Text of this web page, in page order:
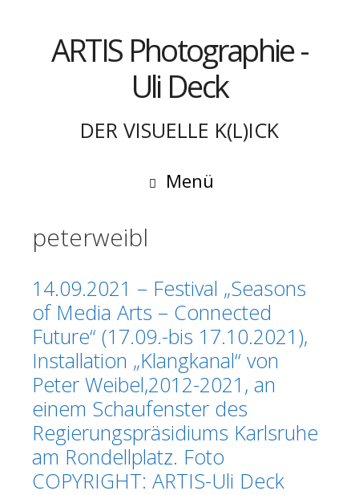
ARTIS Photographie -
Uli Deck
DER VISUELLE K(L)ICK
Menü
peterweibl
14.09.2021 – Festival „Seasons
of Media Arts – Connected
Future“ (17.09.-bis 17.10.2021),
Installation „Klangkanal“ von
Peter Weibel,2012-2021, an
einem Schaufenster des
Regierungspräsidiums Karlsruhe
am Rondellplatz. Foto
COPYRIGHT: ARTIS-Uli Deck